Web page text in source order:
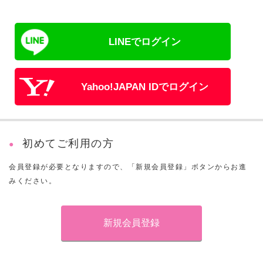
LINEでログイン
Yahoo!JAPAN IDでログイン
初めてご利用の方
会員登録が必要となりますので、「新規会員登録」ボタンからお進
みください。